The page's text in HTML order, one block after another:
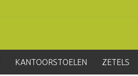
KANTOORSTOELEN ZETELS